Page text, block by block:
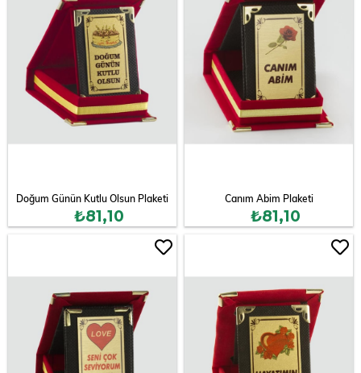
Doğum Günün Kutlu Olsun Plaketi
₺81,10
Canım Abim Plaketi
₺81,10